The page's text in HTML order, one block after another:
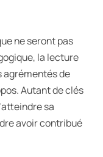
ne seront pas
la lecture
agrémentés de
Autant de clés
sa
avoir contribué